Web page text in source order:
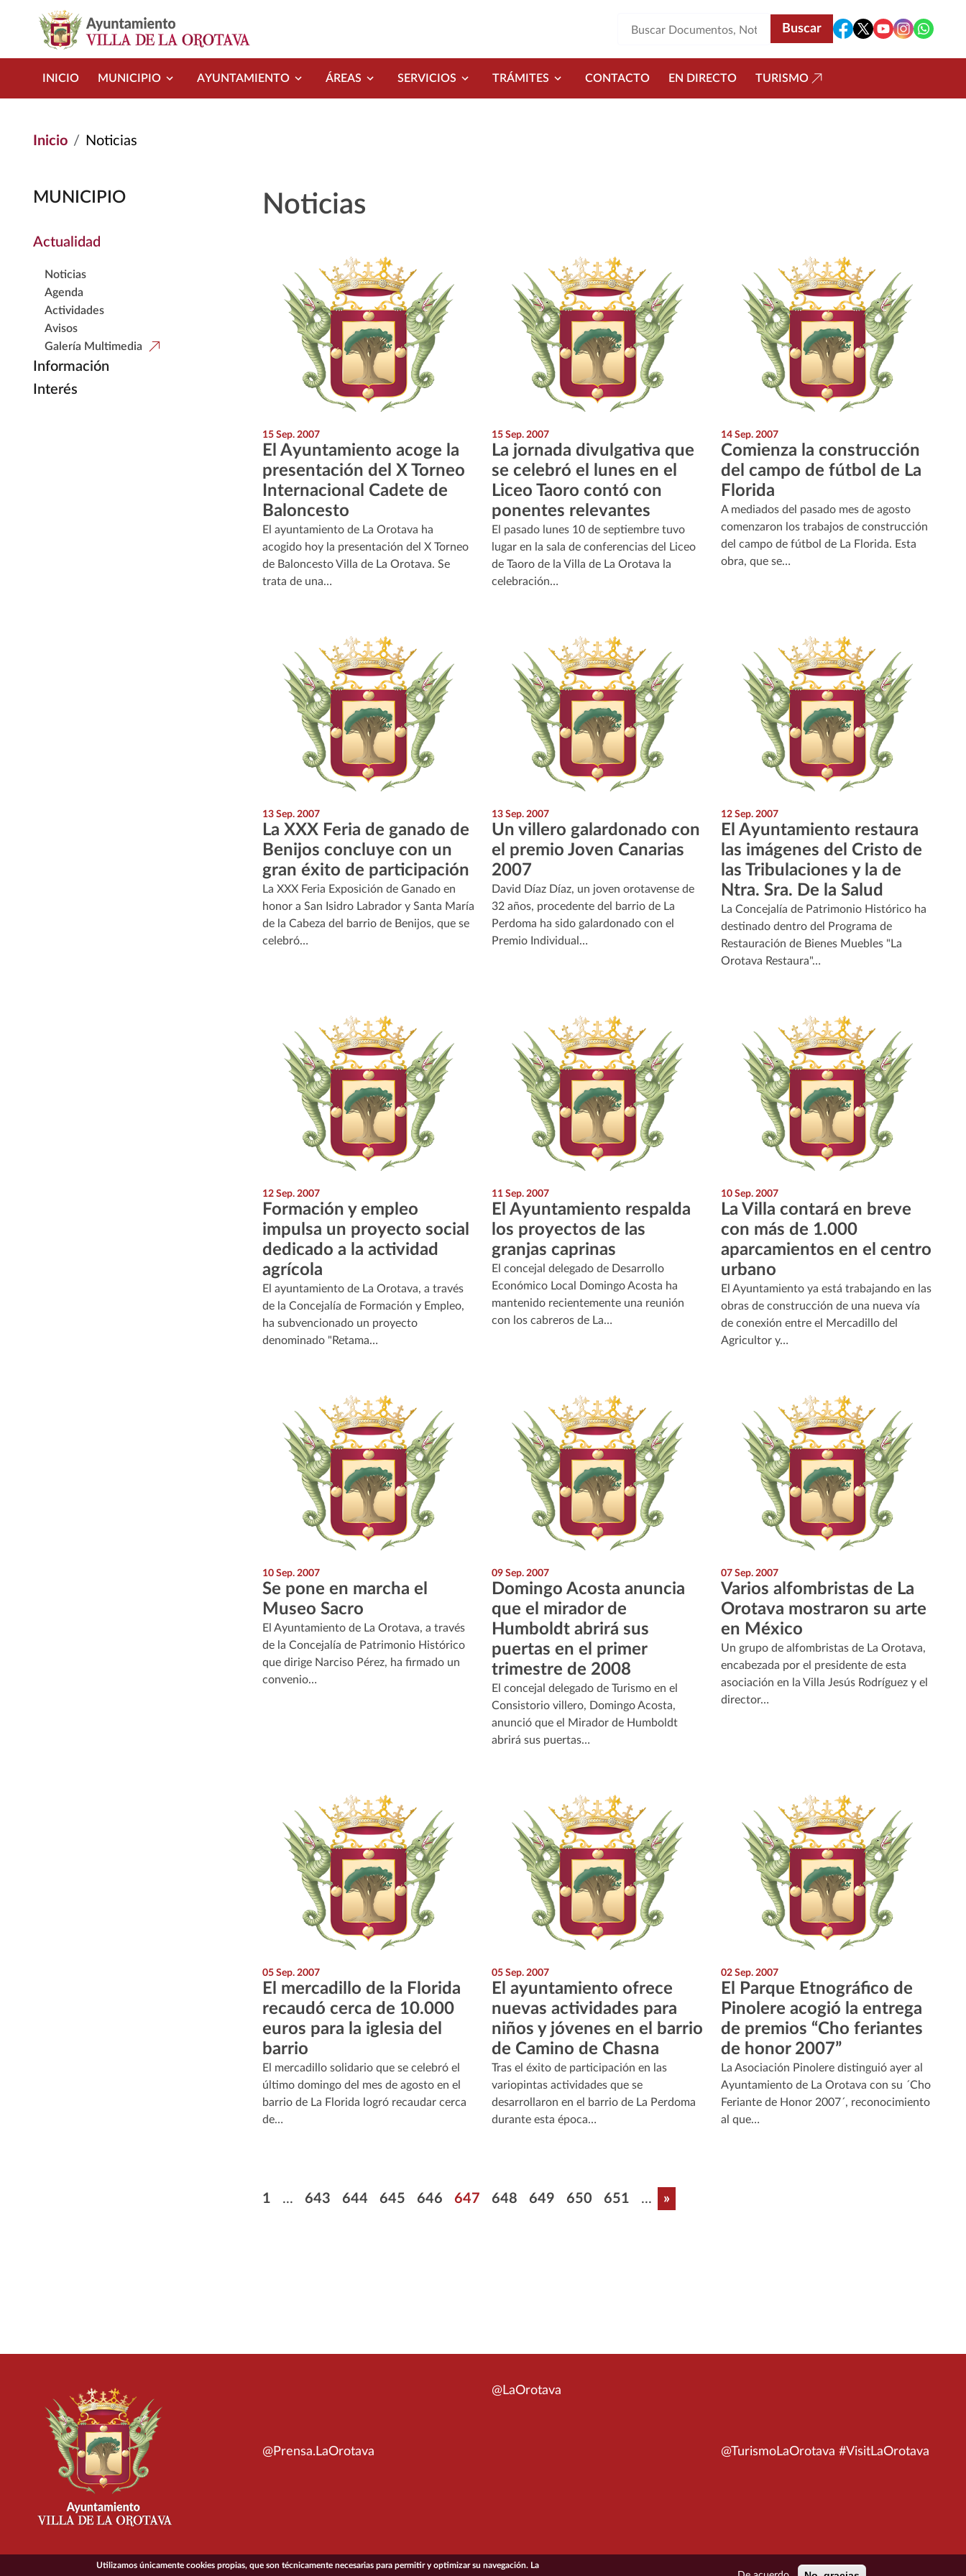
INICIO MUNICIPIO AYUNTAMIENTO ÁREAS SERVICIOS TRÁMITES CONTACTO EN DIRECTO TURISMO
Inicio Noticias
MUNICIPIO
Actualidad
Noticias
Agenda
Actividades
Avisos
Galería Multimedia
Información
Interés
Noticias
15 Sep. 2007
El Ayuntamiento acoge la
presentación del X Torneo
Internacional Cadete de
Baloncesto
El ayuntamiento de La Orotava ha
acogido hoy la presentación del X Torneo
de Baloncesto Villa de La Orotava. Se
trata de una…
15 Sep. 2007
La jornada divulgativa que
se celebró el lunes en el
Liceo Taoro contó con
ponentes relevantes
El pasado lunes 10 de septiembre tuvo
lugar en la sala de conferencias del Liceo
de Taoro de la Villa de La Orotava la
celebración…
14 Sep. 2007
Comienza la construcción
del campo de fútbol de La
Florida
A mediados del pasado mes de agosto
comenzaron los trabajos de construcción
del campo de fútbol de La Florida. Esta
obra, que se…
13 Sep. 2007
La XXX Feria de ganado de
Benijos concluye con un
gran éxito de participación
La XXX Feria Exposición de Ganado en
honor a San Isidro Labrador y Santa María
de la Cabeza del barrio de Benijos, que se
celebró…
13 Sep. 2007
Un villero galardonado con
el premio Joven Canarias
2007
David Díaz Díaz, un joven orotavense de
32 años, procedente del barrio de La
Perdoma ha sido galardonado con el
Premio Individual…
12 Sep. 2007
El Ayuntamiento restaura
las imágenes del Cristo de
las Tribulaciones y la de
Ntra. Sra. De la Salud
La Concejalía de Patrimonio Histórico ha
destinado dentro del Programa de
Restauración de Bienes Muebles "La
Orotava Restaura"…
12 Sep. 2007
Formación y empleo
impulsa un proyecto social
dedicado a la actividad
agrícola
El ayuntamiento de La Orotava, a través
de la Concejalía de Formación y Empleo,
ha subvencionado un proyecto
denominado "Retama…
11 Sep. 2007
El Ayuntamiento respalda
los proyectos de las
granjas caprinas
El concejal delegado de Desarrollo
Económico Local Domingo Acosta ha
mantenido recientemente una reunión
con los cabreros de La…
10 Sep. 2007
La Villa contará en breve
con más de 1.000
aparcamientos en el centro
urbano
El Ayuntamiento ya está trabajando en las
obras de construcción de una nueva vía
de conexión entre el Mercadillo del
Agricultor y…
10 Sep. 2007
Se pone en marcha el
Museo Sacro
El Ayuntamiento de La Orotava, a través
de la Concejalía de Patrimonio Histórico
que dirige Narciso Pérez, ha firmado un
convenio…
09 Sep. 2007
Domingo Acosta anuncia
que el mirador de
Humboldt abrirá sus
puertas en el primer
trimestre de 2008
El concejal delegado de Turismo en el
Consistorio villero, Domingo Acosta,
anunció que el Mirador de Humboldt
abrirá sus puertas…
07 Sep. 2007
Varios alfombristas de La
Orotava mostraron su arte
en México
Un grupo de alfombristas de La Orotava,
encabezada por el presidente de esta
asociación en la Villa Jesús Rodríguez y el
director…
05 Sep. 2007
El mercadillo de la Florida
recaudó cerca de 10.000
euros para la iglesia del
barrio
El mercadillo solidario que se celebró el
último domingo del mes de agosto en el
barrio de La Florida logró recaudar cerca
de…
05 Sep. 2007
El ayuntamiento ofrece
nuevas actividades para
niños y jóvenes en el barrio
de Camino de Chasna
Tras el éxito de participación en las
variopintas actividades que se
desarrollaron en el barrio de La Perdoma
durante esta época…
02 Sep. 2007
El Parque Etnográfico de
Pinolere acogió la entrega
de premios “Cho feriantes
de honor 2007”
La Asociación Pinolere distinguió ayer al
Ayuntamiento de La Orotava con su ´Cho
Feriante de Honor 2007´, reconocimiento
al que…
Paginación
Primera página
1 ... Página
643 Página
644 Página
645 Página
646 Página
647 Página
648 Página
649 Página
650 Página
651 ... Última página
»
@Prensa.LaOrotava
@LaOrotava
@TurismoLaOrotava #VisitLaOrotava
Utilizamos únicamente cookies propias, que son técnicamente necesarias para permitir y optimizar su navegación. La